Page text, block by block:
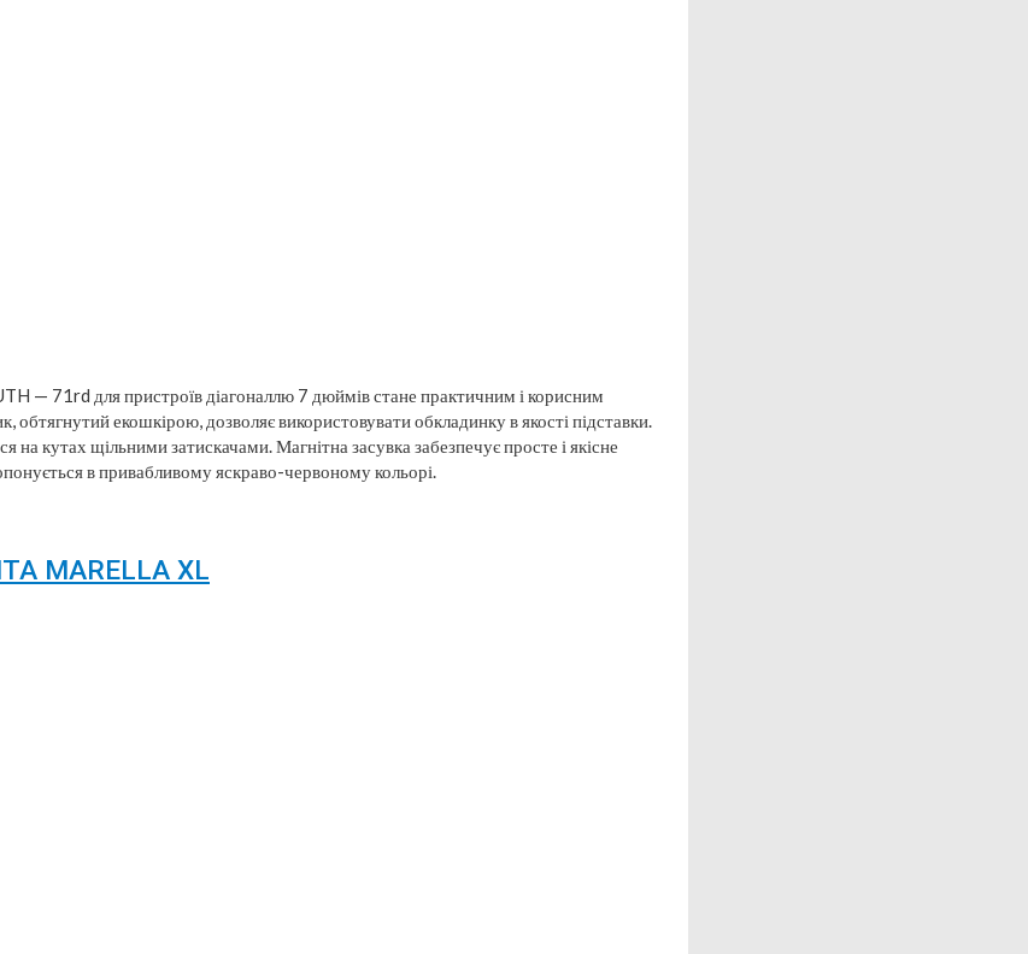
— 71rd для пристроїв діагоналлю 7 дюймів стане практичним і корисним
екошкірою, дозволяє використовувати обкладинку в якості підставки.
на кутах щільними затискачами. Магнітна засувка забезпечує просте і якісне
в привабливому яскраво-червоному кольорі.
MARELLA XL